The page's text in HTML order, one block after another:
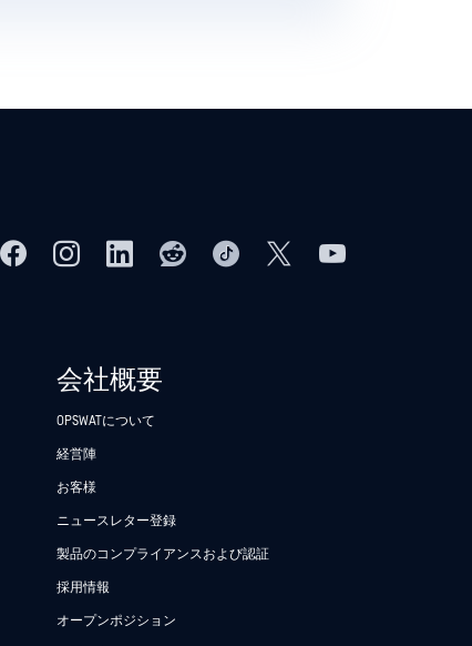
会社概要
OPSWATについて
経営陣
お客様
ニュースレター登録
製品のコンプライアンスおよび認証
採用情報
オープンポジション